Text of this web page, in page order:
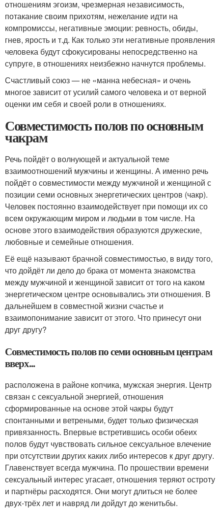
отношениям эгоизм, чрезмерная независимость,
потакание своим прихотям, нежелание идти на
компромиссы, негативные эмоции: ревность, обиды,
гнев, ярость и т.д. Как только эти негативные проявления
человека будут сфокусированы непосредственно на
супруге, в отношениях неизбежно начнутся проблемы.
Счастливый союз — не «манна небесная» и очень
многое зависит от усилий самого человека и от верной
оценки им себя и своей роли в отношениях.
Совместимость полов по основным
чакрам
Речь пойдёт о волнующей и актуальной теме
взаимоотношений мужчины и женщины. А именно речь
пойдёт о совместимости между мужчиной и женщиной с
позиции семи основных энергетических центров (чакр).
Человек постоянно взаимодействует при помощи их со
всем окружающим миром и людьми в том числе. На
основе этого взаимодействия образуются дружеские,
любовные и семейные отношения.
Её ещё называют брачной совместимостью, в виду того,
что дойдёт ли дело до брака от момента знакомства
между мужчиной и женщиной зависит от того на каком
энергетическом центре основывались эти отношения. В
дальнейшем в совместной жизни счастье и
взаимопонимание зависит от этого. Что принесут они
друг другу?
Совместимость полов по семи основным центрам
вверх...
расположена в районе копчика, мужская энергия. Центр
связан с сексуальной энергией, отношения
сформированные на основе этой чакры будут
спонтанными и ветреными, будет только физическая
привязанность. Впервые встретившись особи обеих
полов будут чувствовать сильное сексуальное влечение
при отсутствии других каких либо интересов к друг другу.
Главенствует всегда мужчина. По прошествии времени
сексуальный интерес угасает, отношения теряют остроту
и партнёры расходятся. Они могут длиться не более
двух-трёх лет и навряд ли дойдут до женитьбы.